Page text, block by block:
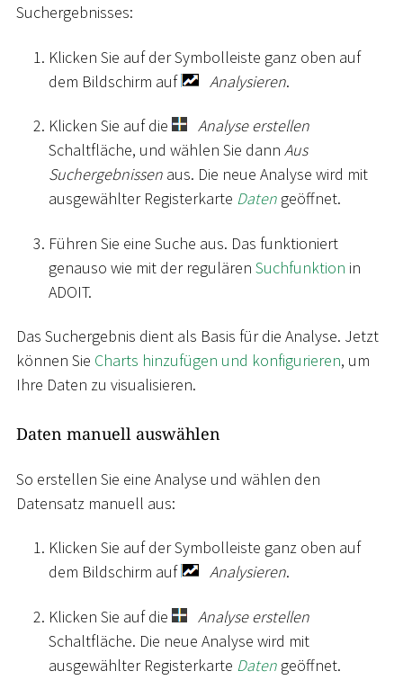
Suchergebnisses:
Klicken Sie auf der Symbolleiste ganz oben auf
dem Bildschirm auf
Analysieren.
Klicken Sie auf die
Analyse erstellen
Schaltfläche, und wählen Sie dann Aus
Suchergebnissen aus. Die neue Analyse wird mit
ausgewählter Registerkarte Daten geöffnet.
Führen Sie eine Suche aus. Das funktioniert
genauso wie mit der regulären Suchfunktion in
ADOIT.
Das Suchergebnis dient als Basis für die Analyse. Jetzt
können Sie Charts hinzufügen und konfigurieren, um
Ihre Daten zu visualisieren.
Daten manuell auswählen
So erstellen Sie eine Analyse und wählen den
Datensatz manuell aus:
Klicken Sie auf der Symbolleiste ganz oben auf
dem Bildschirm auf
Analysieren.
Klicken Sie auf die
Analyse erstellen
Schaltfläche. Die neue Analyse wird mit
ausgewählter Registerkarte Daten geöffnet.